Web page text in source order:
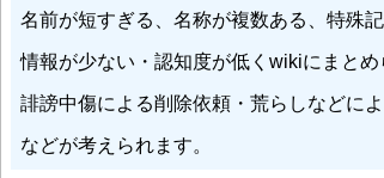
名前が短すぎる、名称が複数ある、特殊
情報が少ない・認知度が低くwikiにまとめ
誹謗中傷による削除依頼・荒らしなどに
などが考えられます。